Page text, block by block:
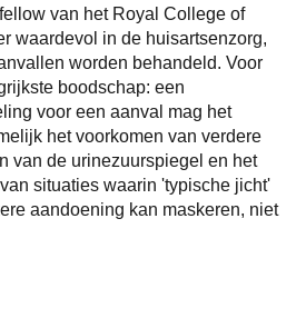
van het Royal College of
waardevol in de huisartsenzorg,
worden behandeld. Voor
boodschap: een
voor een aanval mag het
het voorkomen van verdere
van de urinezuurspiegel en het
situaties waarin 'typische jicht'
aandoening kan maskeren, niet